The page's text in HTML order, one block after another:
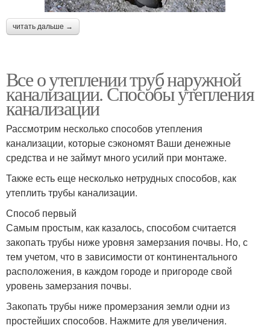
читать дальше →
Все о утеплении труб наружной
канализации. Способы утепления
канализации
Рассмотрим несколько способов утепления
канализации, которые сэкономят Ваши денежные
средства и не займут много усилий при монтаже.
Также есть еще несколько нетрудных способов, как
утеплить трубы канализации.
Способ первый
Самым простым, как казалось, способом считается
закопать трубы ниже уровня замерзания почвы. Но, с
тем учетом, что в зависимости от континентального
расположения, в каждом городе и пригороде свой
уровень замерзания почвы.
Закопать трубы ниже промерзания земли одни из
простейших способов. Нажмите для увеличения.